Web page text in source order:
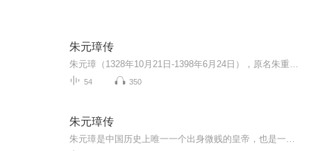
朱元璋传
54 350
朱元璋传